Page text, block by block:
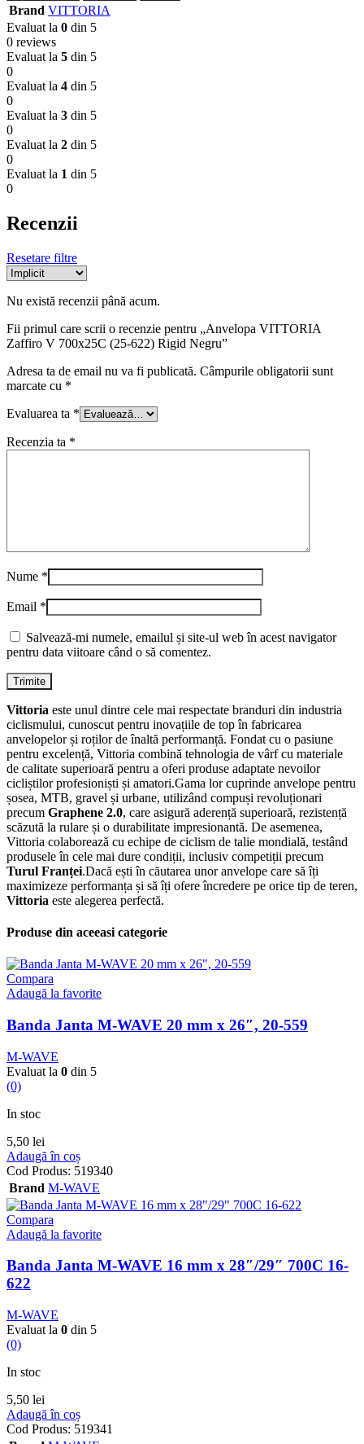
Brand VITTORIA
Evaluat la 0 din 5
0 reviews
Evaluat la 5 din 5
0
Evaluat la 4 din 5
0
Evaluat la 3 din 5
0
Evaluat la 2 din 5
0
Evaluat la 1 din 5
0
Recenzii
Resetare filtre
Nu există recenzii până acum.
Fii primul care scrii o recenzie pentru „Anvelopa VITTORIA
Zaffiro V 700x25C (25-622) Rigid Negru”
Adresa ta de email nu va fi publicată. Câmpurile obligatorii sunt
marcate cu *
Evaluarea ta *
Recenzia ta *
Nume *
Email *
Salvează-mi numele, emailul și site-ul web în acest navigator
pentru data viitoare când o să comentez.
Vittoria este unul dintre cele mai respectate branduri din industria
ciclismului, cunoscut pentru inovațiile de top în fabricarea
anvelopelor și roților de înaltă performanță. Fondat cu o pasiune
pentru excelență, Vittoria combină tehnologia de vârf cu materiale
de calitate superioară pentru a oferi produse adaptate nevoilor
cicliștilor profesioniști și amatori.Gama lor cuprinde anvelope pentru
șosea, MTB, gravel și urbane, utilizând compuși revoluționari
precum Graphene 2.0, care asigură aderență superioară, rezistență
scăzută la rulare și o durabilitate impresionantă. De asemenea,
Vittoria colaborează cu echipe de ciclism de talie mondială, testând
produsele în cele mai dure condiții, inclusiv competiții precum
Turul Franței.Dacă ești în căutarea unor anvelope care să îți
maximizeze performanța și să îți ofere încredere pe orice tip de teren,
Vittoria este alegerea perfectă.
Produse din aceeasi categorie
Compara
Adaugă la favorite
Banda Janta M-WAVE 20 mm x 26″, 20-559
M-WAVE
Evaluat la 0 din 5
(0)
In stoc
5,50 lei
Adaugă în coș
Cod Produs: 519340
Brand M-WAVE
Compara
Adaugă la favorite
Banda Janta M-WAVE 16 mm x 28″/29″ 700C 16-
622
M-WAVE
Evaluat la 0 din 5
(0)
In stoc
5,50 lei
Adaugă în coș
Cod Produs: 519341